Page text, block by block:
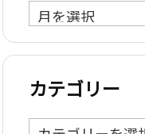
ア
ー
カ
ブ
カテゴリー
カ